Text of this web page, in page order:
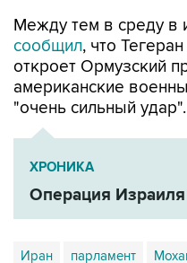
Между тем в среду в
сообщил, что
откроет Ормузский
американские
"очень сильный удар".
ХРОНИКА
Операция
Иран парламент